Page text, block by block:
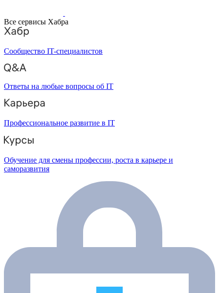
Все сервисы Хабра
Сообщество IT-специалистов
Ответы на любые вопросы об IT
Профессиональное развитие в IT
Обучение для смены профессии, роста в карьере и
саморазвития